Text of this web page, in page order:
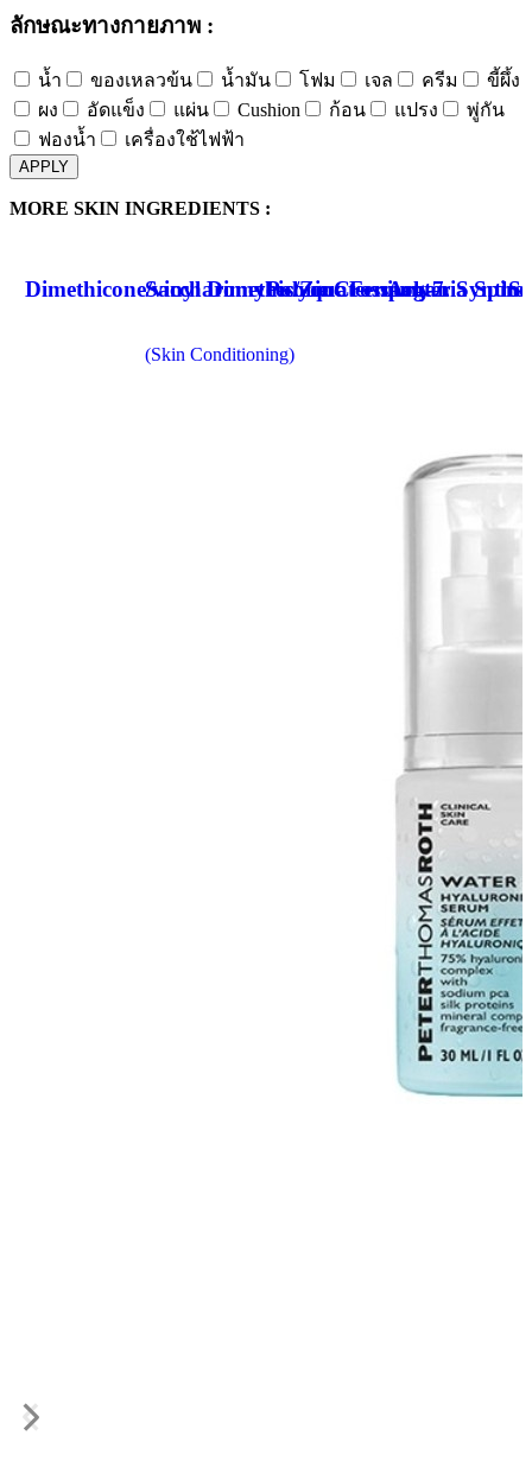
ลักษณะทางกายภาพ :
น้ำ ของเหลวข้น น้ำมัน โฟม เจล ครีม
ขี้ผึ้ง
ผง
อัดแข็ง แผ่น Cushion ก้อน แปรง
พู่กัน
ฟองน้ำ
เครื่องใช้ไฟฟ้า
APPLY
MORE SKIN INGREDIENTS :
Dimethicone/vinyl Dimethicone Crosspolyer
Saccharomyces/Zinc Ferment
(Skin Conditioning)
Polyquaternium-7.
Argania